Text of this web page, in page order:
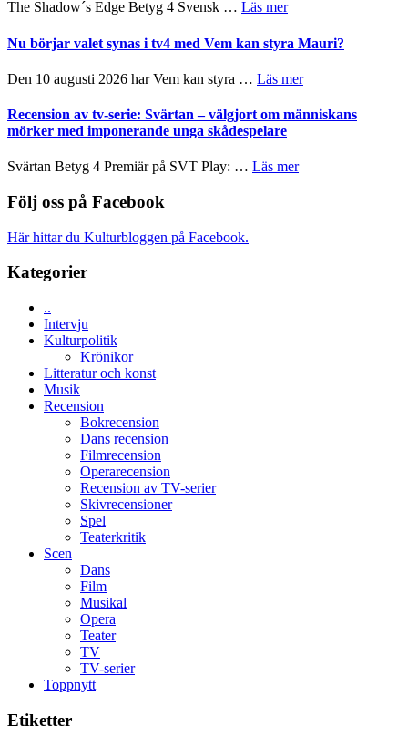
och
The Shadow´s Edge Betyg 4 Svensk … Läs merom
The
Shadow
Edge
rolig
med
Nu börjar valet synas i tv4 med Vem kan styra Mauri?
Den 10 augusti 2026 har Vem kan styra … Läs merom
börjar
Recension av tv-serie: Svärtan – välgjort om människans
mörker med imponerande unga skådespelare
Svärtan Betyg 4 Premiär på SVT Play: … Läs merom
Följ oss på Facebook
Här hittar du Kulturbloggen på Facebook.
Kategorier
..
Intervju
Kulturpolitik
Krönikor
Litteratur och konst
Musik
Recension
Bokrecension
Dans recension
Filmrecension
Operarecension
Recension av TV-serier
Skivrecensioner
Spel
Teaterkritik
Scen
Dans
Film
Musikal
Opera
Teater
TV
TV-serier
Toppnytt
Etiketter